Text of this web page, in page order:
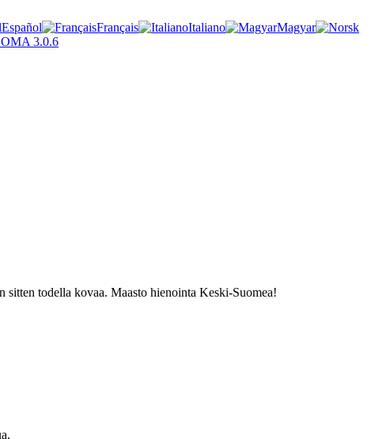
Español Français Italiano
Magyar
3.0.6
todella kovaa. Maasto hienointa Keski-Suomea!